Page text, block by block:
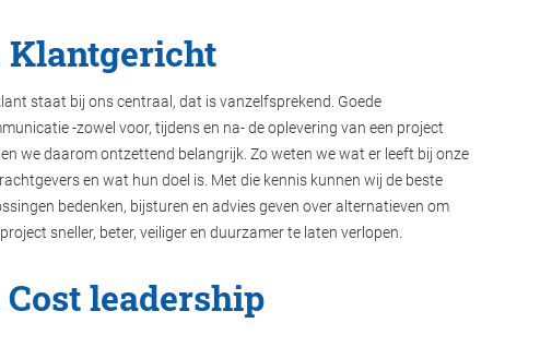
Klantgericht
staat bij ons centraal, dat is vanzelfsprekend. Goede
-zowel voor, tijdens en na- de oplevering van een project
we daarom ontzettend belangrijk. Zo weten we wat er leeft bij onze
en wat hun doel is. Met die kennis kunnen wij de beste
bedenken, bijsturen en advies geven over alternatieven om
sneller, beter, veiliger en duurzamer te laten verlopen.
Cost leadership